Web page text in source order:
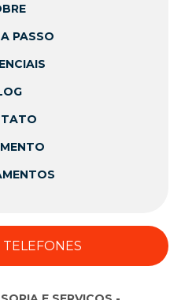
PASSO